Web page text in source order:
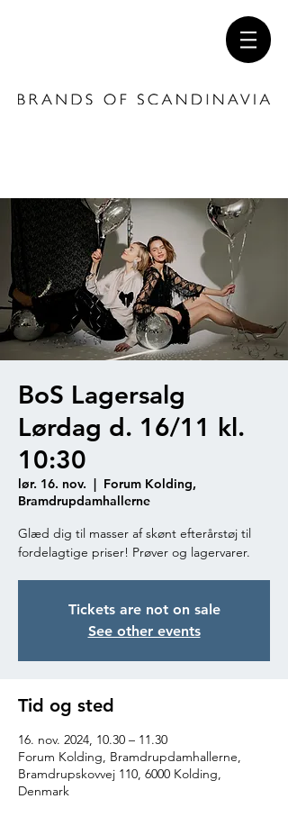
BoS Lagersalg
Lørdag d. 16/11 kl.
10:30
lør. 16. nov.
  |
Forum Kolding,
Bramdrupdamhallerne
Glæd dig til masser af skønt efterårstøj til
fordelagtige priser! Prøver og lagervarer.
Tickets are not on sale
See other events
Tid og sted
16. nov. 2024, 10.30 – 11.30
Forum Kolding, Bramdrupdamhallerne,
Bramdrupskovvej 110, 6000 Kolding,
Denmark